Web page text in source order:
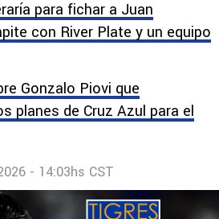
para fichar a Juan
con River Plate y un equipo
Gonzalo Piovi que
planes de Cruz Azul para el
- 14:03hs CST